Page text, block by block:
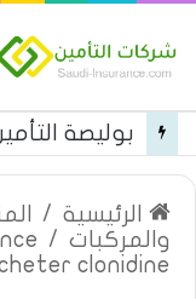
الرئيسية /
والمركبات /
clonidine